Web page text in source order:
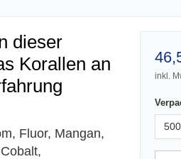
dieser
Korallen an
Fluor, Mangan,
inkl.